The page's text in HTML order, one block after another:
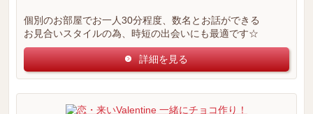
個別のお部屋でお一人30分程度、数名とお話ができる
お見合いスタイルの為、時短の出会いにも最適です☆
詳細を見る